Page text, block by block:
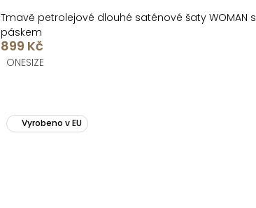
Tmavě petrolejové dlouhé saténové šaty WOMAN s
páskem
899 Kč
ONESIZE
Vyrobeno v EU